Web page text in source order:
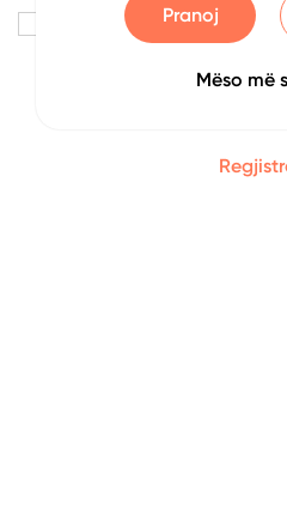
Me kujto Pranoj
Mëso më